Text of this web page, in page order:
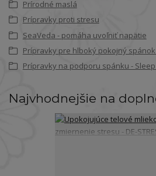
Prírodné maslá
Prípravky proti stresu
SeaVeda - pomáha uvoľniť napätie
Prípravky pre hlboký pokojný spánok
Prípravky na podporu spánku -
Najvhodnejšie na